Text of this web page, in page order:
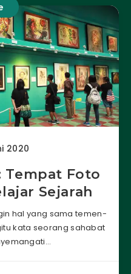
2020
Tempat Foto
Sejarah
hal yang sama temen-
kata seorang sahabat